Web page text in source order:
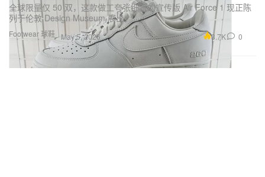
Footwear 球鞋
全球限量仅 50 双，这款做工夸张细腻的宣传版 Air Force 1 现正陈
列于伦敦 Design Museum 展出。
May 5, 2026 3.7K 0